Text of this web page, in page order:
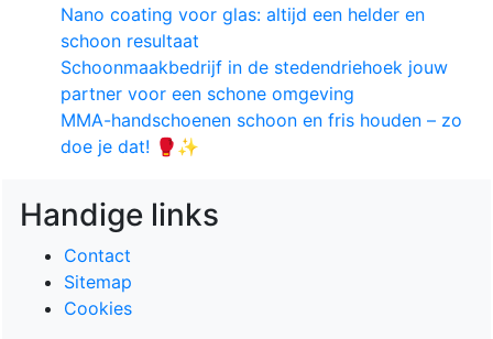
Nano coating voor glas: altijd een helder en
schoon resultaat
Schoonmaakbedrijf in de stedendriehoek jouw
partner voor een schone omgeving
MMA-handschoenen schoon en fris houden – zo
doe je dat! 🥊✨
Handige links
Contact
Sitemap
Cookies